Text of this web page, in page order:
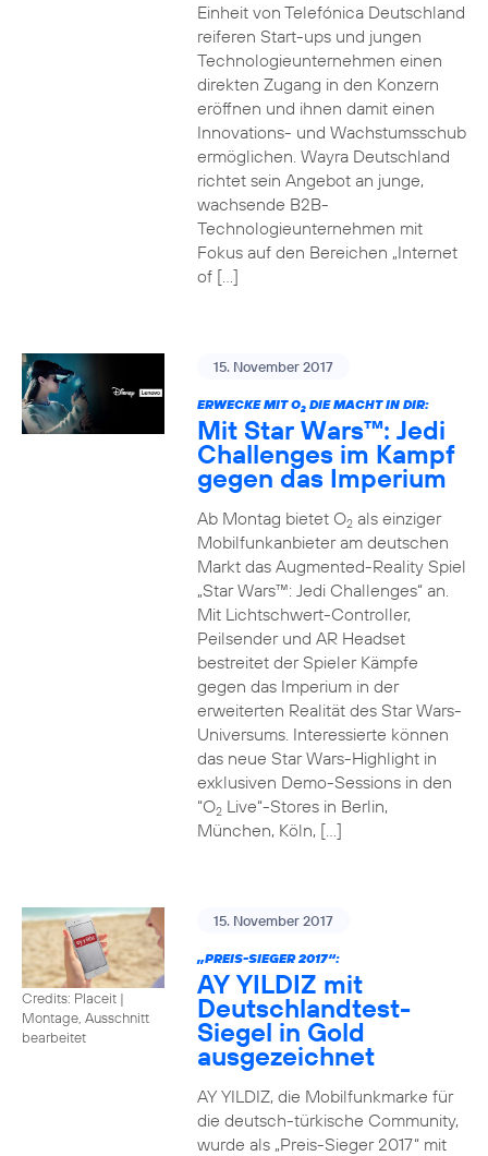
Einheit von Telefónica Deutschland
reiferen Start-ups und jungen
Technologieunternehmen einen
direkten Zugang in den Konzern
eröffnen und ihnen damit einen
Innovations- und Wachstumsschub
ermöglichen. Wayra Deutschland
richtet sein Angebot an junge,
wachsende B2B-
Technologieunternehmen mit
Fokus auf den Bereichen „Internet
of […]
15. November 2017
ERWECKE MIT O2DIE MACHT IN DIR:
Mit Star Wars™: Jedi
Challenges im Kampf
gegen das Imperium
Ab Montag bietet O2als einziger
Mobilfunkanbieter am deutschen
Markt das Augmented-Reality Spiel
„Star Wars™: Jedi Challenges“ an.
Mit Lichtschwert-Controller,
Peilsender und AR Headset
bestreitet der Spieler Kämpfe
gegen das Imperium in der
erweiterten Realität des Star Wars-
Universums. Interessierte können
das neue Star Wars-Highlight in
exklusiven Demo-Sessions in den
“O2Live“-Stores in Berlin,
München, Köln, […]
Credits: Placeit |
Montage, Ausschnitt
bearbeitet
15. November 2017
„PREIS-SIEGER 2017“:
AY YILDIZ mit
Deutschlandtest-
Siegel in Gold
ausgezeichnet
AY YILDIZ, die Mobilfunkmarke für
die deutsch-türkische Community,
wurde als „Preis-Sieger 2017“ mit